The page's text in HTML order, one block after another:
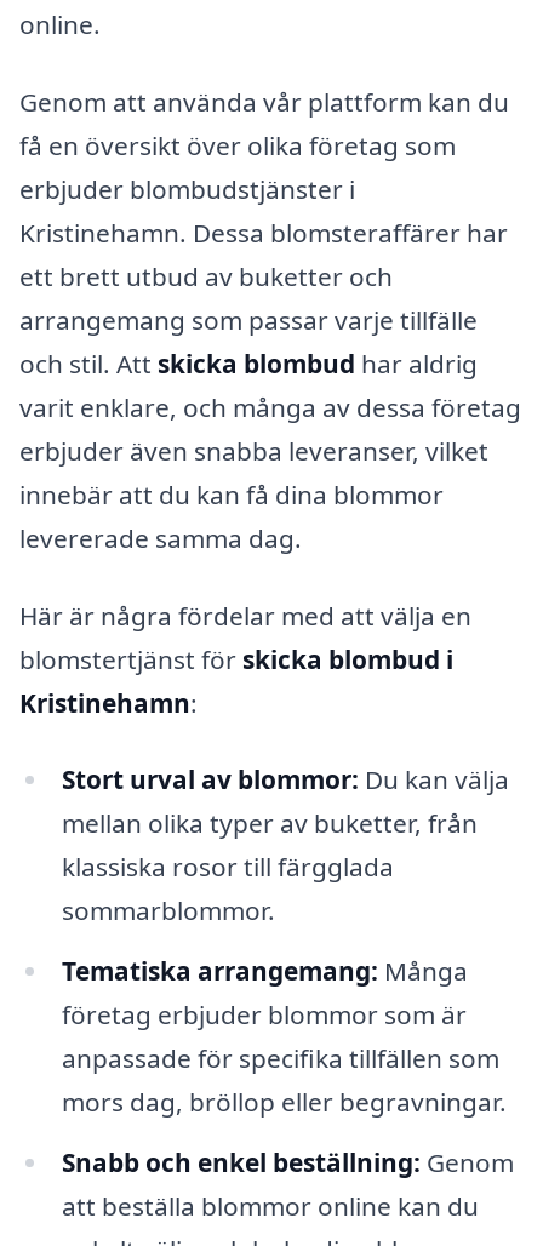
online.
Genom att använda vår plattform kan du
få en översikt över olika företag som
erbjuder blombudstjänster i
Kristinehamn. Dessa blomsteraffärer har
ett brett utbud av buketter och
arrangemang som passar varje tillfälle
och stil. Att skicka blombud har aldrig
varit enklare, och många av dessa företag
erbjuder även snabba leveranser, vilket
innebär att du kan få dina blommor
levererade samma dag.
Här är några fördelar med att välja en
blomstertjänst för skicka blombud i
Kristinehamn:
Stort urval av blommor: Du kan välja
mellan olika typer av buketter, från
klassiska rosor till färgglada
sommarblommor.
Tematiska arrangemang: Många
företag erbjuder blommor som är
anpassade för specifika tillfällen som
mors dag, bröllop eller begravningar.
Snabb och enkel beställning: Genom
att beställa blommor online kan du